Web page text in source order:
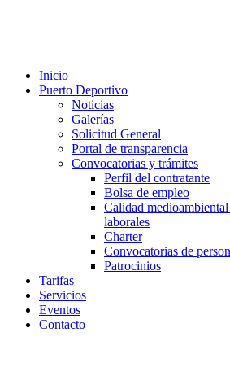
Inicio
Puerto Deportivo
Noticias
Galerías
Solicitud General
Portal de transparencia
Convocatorias y trámites
Perfil del contratante
Bolsa de empleo
Calidad
laborales
Charter
Convocatorias de
Patrocinios
Tarifas
Servicios
Eventos
Contacto